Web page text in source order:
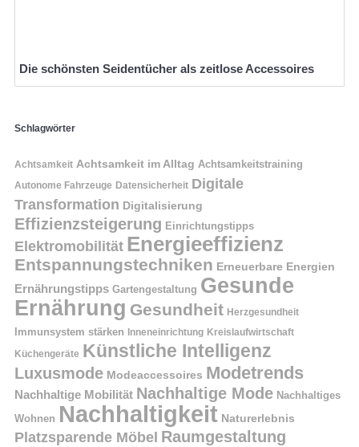
Die schönsten Seidentücher als zeitlose Accessoires
Schlagwörter
Achtsamkeit Achtsamkeit im Alltag Achtsamkeitstraining
Autonome Fahrzeuge Datensicherheit Digitale
Transformation Digitalisierung
Effizienzsteigerung Einrichtungstipps
Elektromobilität Energieeffizienz
Entspannungstechniken Erneuerbare Energien
Ernährungstipps Gartengestaltung Gesunde
Ernährung Gesundheit Herzgesundheit
Immunsystem stärken Inneneinrichtung Kreislaufwirtschaft
Küchengeräte Künstliche Intelligenz
Luxusmode Modeaccessoires Modetrends
Nachhaltige Mobilität Nachhaltige Mode Nachhaltiges
Wohnen Nachhaltigkeit Naturerlebnis
Platzsparende Möbel Raumgestaltung